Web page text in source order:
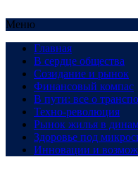
Меню
Главная
В сердце общества
Созидание и рынок
Финансовый компас
В пути: все о
Техно-революция
Рынок жилья в
Здоровье под
Инновации и